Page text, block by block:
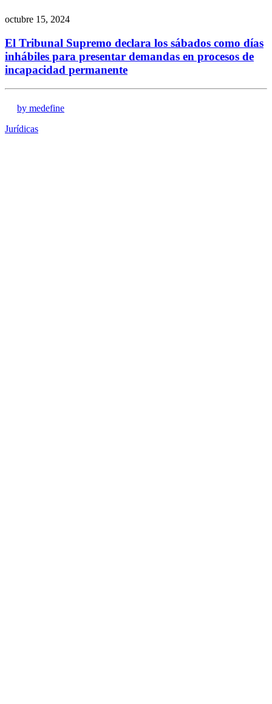
octubre 15, 2024
El Tribunal Supremo declara los sábados como días
inhábiles para presentar demandas en procesos de
incapacidad permanente
by medefine
Jurídicas